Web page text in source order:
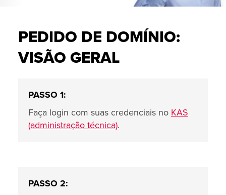
PEDIDO DE DOMÍNIO:
VISÃO GERAL
PASSO 1:
Faça login com suas credenciais no KAS
(administração técnica).
PASSO 2: